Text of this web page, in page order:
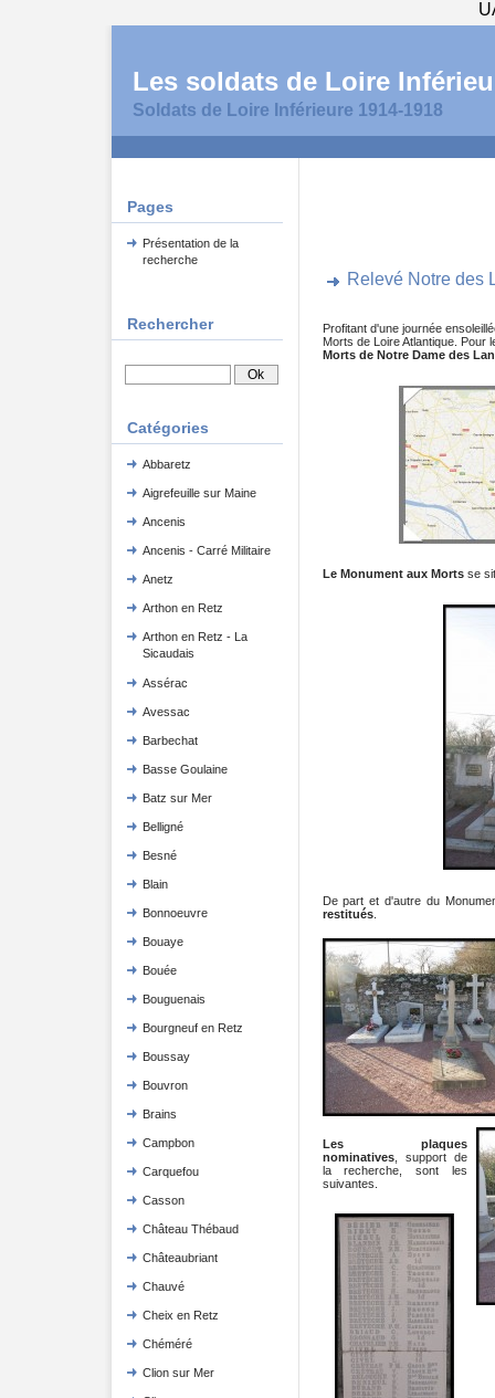
Les soldats de Loire
Soldats de Loire Inférieure 1914-1918
Pages
Présentation de la
recherche
Rechercher
Catégories
Abbaretz
Aigrefeuille sur Maine
Ancenis
Ancenis - Carré Militaire
Anetz
Arthon en Retz
Arthon en Retz - La
Sicaudais
Assérac
Avessac
Barbechat
Basse Goulaine
Batz sur Mer
Belligné
Besné
Blain
Bonnoeuvre
Bouaye
Bouée
Bouguenais
Bourgneuf en Retz
Boussay
Bouvron
Brains
Campbon
Carquefou
Casson
Château Thébaud
Châteaubriant
Chauvé
Cheix en Retz
Chéméré
Clion sur Mer
Relevé Notre des
Profitant d'une journée
Morts de Loire Atlantique. Pour
Morts de Notre Dame des
Le Monument aux Mortsse
De part et d'autre du
restitués.
Les plaques
nominatives, support de
la recherche, sont les
suivantes.